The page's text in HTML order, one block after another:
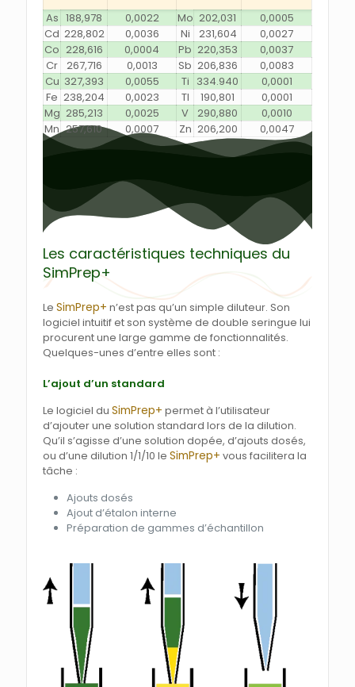
As 188,978 0,0022 Mo 202,031
0,0005
Cd 228,802 0,0036 Ni 231,604
0,0027
Co 228,616 0,0004 Pb 220,353
0,0037
Cr 267,716 0,0013 Sb 206,836
0,0083
Cu 327,393 0,0055 Ti 334.940
0,0001
Fe 238,204 0,0023 Tl 190,801
0,0001
Mg 285,213 0,0025 V 290,880
0,0010
Mn 257,610 0,0007 Zn 206,200 0,0047
Les caractéristiques techniques du
SimPrep+
Le SimPrep+ n’est pas qu’un simple diluteur. Son
logiciel intuitif et son système de double seringue lui
procurent une large gamme de fonctionnalités.
Quelques-unes d’entre elles sont :
L’ajout d’un standard
Le logiciel du SimPrep+ permet à l’utilisateur
d’ajouter une solution standard lors de la dilution.
Qu’il s’agisse d’une solution dopée, d’ajouts dosés,
ou d’une dilution 1/1/10 le SimPrep+ vous facilitera la
tâche :
Ajouts dosés
Ajout d’étalon interne
Préparation de gammes d’échantillon